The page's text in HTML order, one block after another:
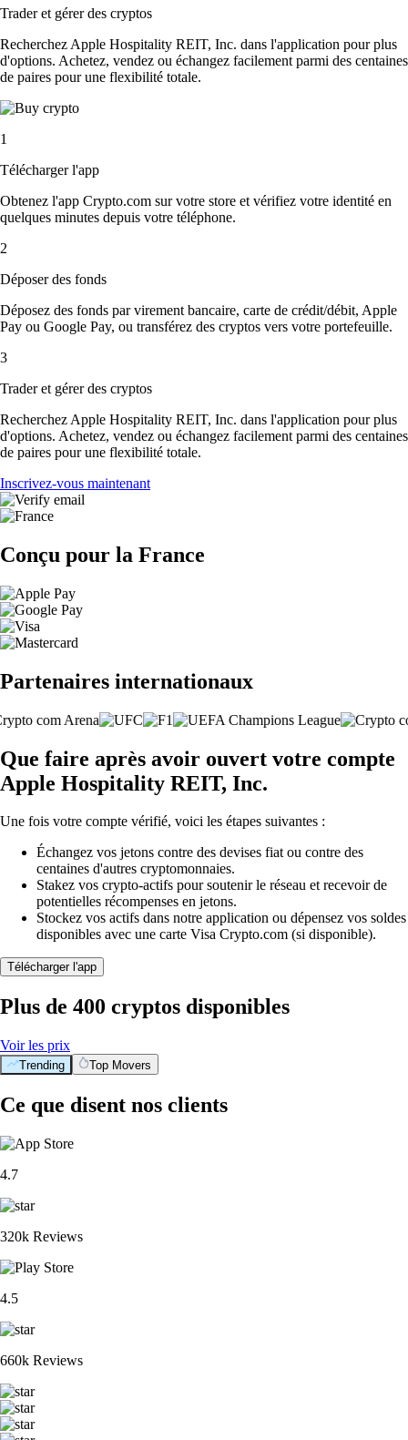
Trader et gérer des cryptos
Recherchez Apple Hospitality REIT, Inc. dans l'application pour plus
d'options. Achetez, vendez ou échangez facilement parmi des centaines
de paires pour une flexibilité totale.
1
Télécharger l'app
Obtenez l'app Crypto.com sur votre store et vérifiez votre identité en
quelques minutes depuis votre téléphone.
2
Déposer des fonds
Déposez des fonds par virement bancaire, carte de crédit/débit, Apple
Pay ou Google Pay, ou transférez des cryptos vers votre portefeuille.
3
Trader et gérer des cryptos
Recherchez Apple Hospitality REIT, Inc. dans l'application pour plus
d'options. Achetez, vendez ou échangez facilement parmi des centaines
de paires pour une flexibilité totale.
Inscrivez-vous maintenant
Conçu pour la France
Partenaires internationaux
Que faire après avoir ouvert votre compte
Apple Hospitality REIT, Inc.
Une fois votre compte vérifié, voici les étapes suivantes :
Échangez vos jetons contre des devises fiat ou contre des
centaines d'autres cryptomonnaies.
Stakez vos crypto-actifs pour soutenir le réseau et recevoir de
potentielles récompenses en jetons.
Stockez vos actifs dans notre application ou dépensez vos soldes
disponibles avec une carte Visa Crypto.com (si disponible).
Télécharger l'app
Plus de 400 cryptos disponibles
Voir les prix
Trending Top Movers
Ce que disent nos clients
4.7
320k Reviews
4.5
660k Reviews